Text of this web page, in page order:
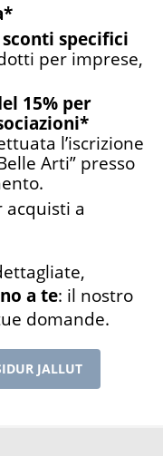
specifici
per imprese,
15% per
l’iscrizione
Arti” presso
acquisti a
a te: il nostro
domande.
JALLUT